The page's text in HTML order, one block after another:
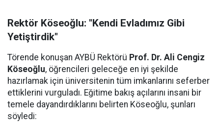
Rektör Köseoğlu: "Kendi Evladımız Gibi
Yetiştirdik"
Törende konuşan AYBÜ Rektörü Prof. Dr. Ali Cengiz
Köseoğlu, öğrencileri geleceğe en iyi şekilde
hazırlamak için üniversitenin tüm imkanlarını seferber
ettiklerini vurguladı. Eğitime bakış açılarını insani bir
temele dayandırdıklarını belirten Köseoğlu, şunları
söyledi: